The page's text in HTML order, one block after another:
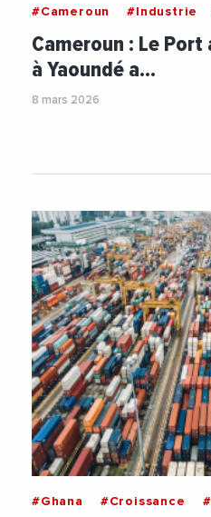
#Cameroun #Industrie
Cameroun : Le
à Yaoundé a…
8 mars 2026
#Ghana #Croissance